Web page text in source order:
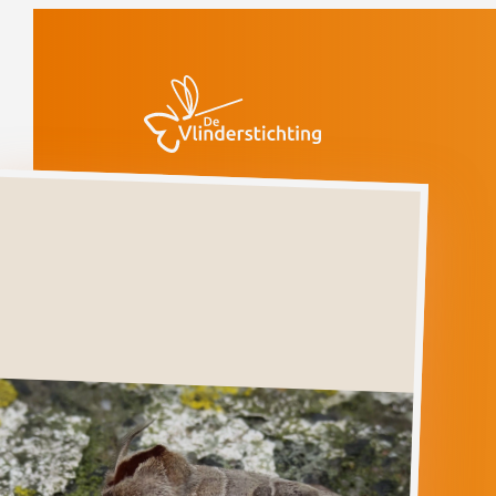
wapendrager
CLOSTERA
CURTULA